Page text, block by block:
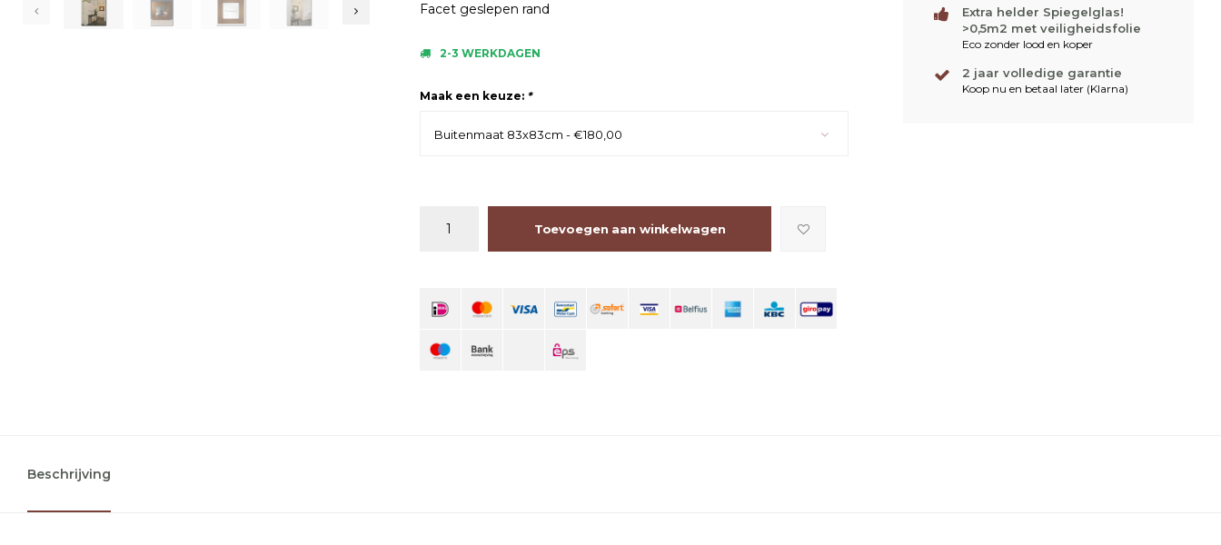
Facet geslepen rand
2-3 WERKDAGEN
Maak een keuze: *
Buitenmaat 83x83cm - €180,00
Toevoegen aan winkelwagen
Extra helder Spiegelglas!
>0,5m2 met veiligheidsfolie
Eco zonder lood en koper
2 jaar volledige garantie
Koop nu en betaal later (Klarna)
Beschrijving